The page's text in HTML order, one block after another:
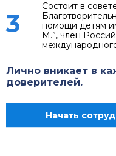
3
Состоит в
помощи детям
М.”, член
Лично вникает в
доверителей.
Начать